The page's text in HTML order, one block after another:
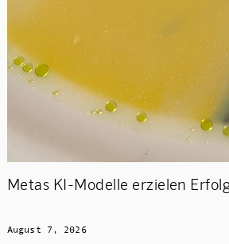
Metas KI-Modelle erzielen
August 7, 2026